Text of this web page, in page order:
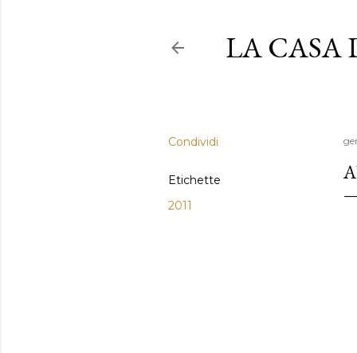
LA
Condividi
Etichette
2011